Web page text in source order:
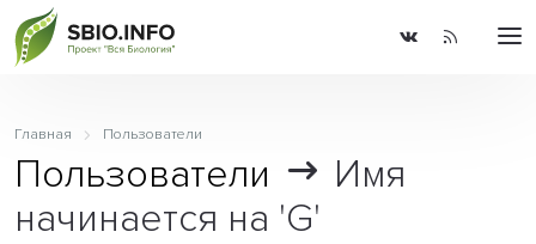
Главная Пользователи
Пользователи
Имя
начинается на 'G'